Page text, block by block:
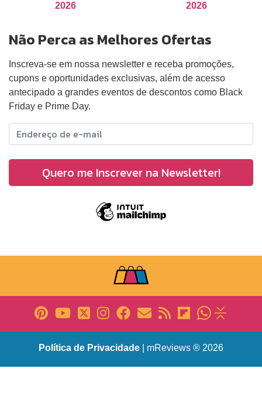
2026
2026
Não Perca as Melhores Ofertas
Inscreva-se em nossa newsletter e receba promoções,
cupons e oportunidades exclusivas, além de acesso
antecipado a grandes eventos de descontos como Black
Friday e Prime Day.
Política de Privacidade | mReviews ® 2026